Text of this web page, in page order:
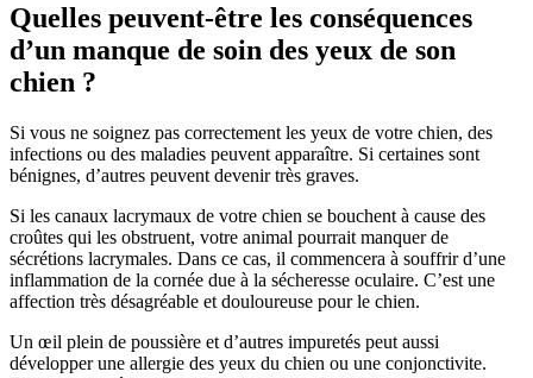
Quelles peuvent-être les conséquences
d’un manque de soin des yeux de son
chien ?
Si vous ne soignez pas correctement les yeux de votre chien, des
infections ou des maladies peuvent apparaître. Si certaines sont
bénignes, d’autres peuvent devenir très graves.
Si les canaux lacrymaux de votre chien se bouchent à cause des
croûtes qui les obstruent, votre animal pourrait manquer de
sécrétions lacrymales. Dans ce cas, il commencera à souffrir d’une
inflammation de la cornée due à la sécheresse oculaire. C’est une
affection très désagréable et douloureuse pour le chien.
Un œil plein de poussière et d’autres impuretés peut aussi
développer une allergie des yeux du chien ou une conjonctivite.